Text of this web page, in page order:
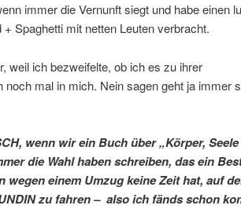
immer die Vernunft siegt und habe einen
Spaghetti mit netten Leuten verbracht.
weil ich bezweifelte, ob ich es zu ihrer
mal in mich. Nein sagen geht ja immer
wenn wir ein Buch über „Körper,
die Wahl haben schreiben, das ein
wegen einem Umzug keine Zeit hat, auf
zu fahren – also ich fänds schon